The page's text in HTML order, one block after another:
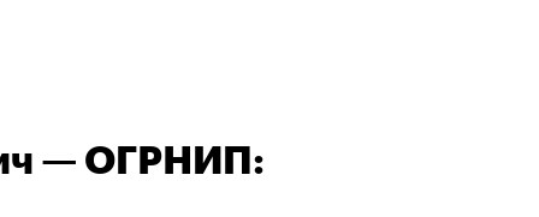
— ОГРНИП: